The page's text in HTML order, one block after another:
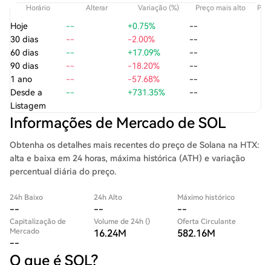
Horário Alterar Variação (%) Preço mais alto
Hoje -- +0.75%
--
30 dias
-- -2.00%
--
60 dias
-- +17.09%
--
90 dias
-- -18.20%
--
1 ano
-- -57.68%
--
Desde a
Listagem
-- +731.35% --
Informações de Mercado de SOL
Obtenha os detalhes mais recentes do preço de Solana na HTX:
alta e baixa em 24 horas, máxima histórica (ATH) e variação
percentual diária do preço.
24h Baixo
--
24h Alto
--
Máximo histórico
--
Capitalização de
Mercado
--
Volume de 24h ()
16.24M
Oferta Circulante
582.16M
O que é SOL?